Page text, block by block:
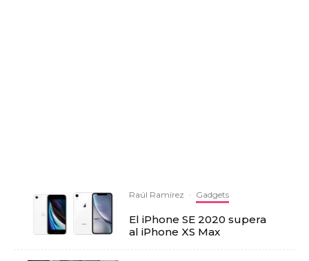
Raúl Ramírez · Gadgets
El iPhone SE 2020 supera
al iPhone XS Max